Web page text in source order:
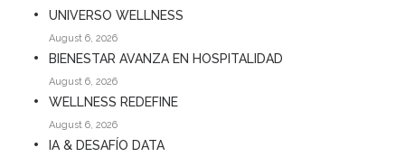
UNIVERSO WELLNESS
August 6, 2026
BIENESTAR AVANZA EN HOSPITALIDAD
August 6, 2026
WELLNESS REDEFINE
August 6, 2026
IA & DESAFÍO DATA